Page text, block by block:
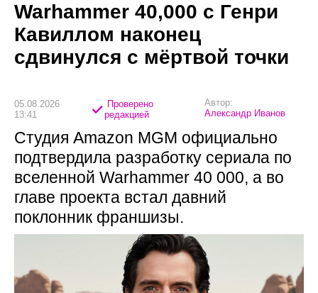
Warhammer 40,000 с Генри
Кавиллом наконец
сдвинулся с мёртвой точки
05.08.2026
13:41
Проверено
редакцией
Автор:
Александр Иванов
Студия Amazon MGM официально
подтвердила разработку сериала по
вселенной Warhammer 40 000, а во
главе проекта встал давний
поклонник франшизы.